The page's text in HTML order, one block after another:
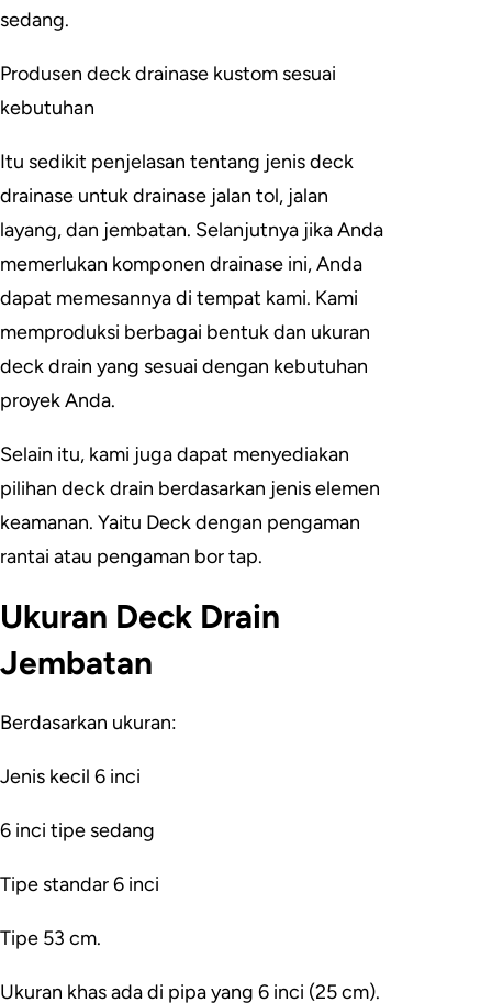
sedang.
Produsen deck drainase kustom sesuai
kebutuhan
Itu sedikit penjelasan tentang jenis deck
drainase untuk drainase jalan tol, jalan
layang, dan jembatan. Selanjutnya jika Anda
memerlukan komponen drainase ini, Anda
dapat memesannya di tempat kami. Kami
memproduksi berbagai bentuk dan ukuran
deck drain yang sesuai dengan kebutuhan
proyek Anda.
Selain itu, kami juga dapat menyediakan
pilihan deck drain berdasarkan jenis elemen
keamanan. Yaitu Deck dengan pengaman
rantai atau pengaman bor tap.
Ukuran Deck Drain
Jembatan
Berdasarkan ukuran:
Jenis kecil 6 inci
6 inci tipe sedang
Tipe standar 6 inci
Tipe 53 cm.
Ukuran khas ada di pipa yang 6 inci (25 cm).